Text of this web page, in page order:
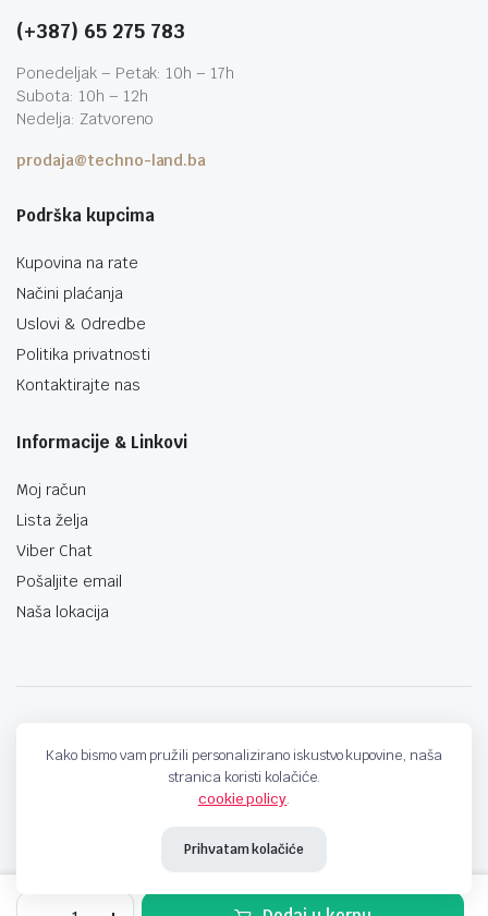
(+387) 65 275 783
Ponedeljak – Petak: 10h – 17h
Subota: 10h – 12h
Nedelja: Zatvoreno
prodaja@techno-land.ba
Podrška kupcima
Kupovina na rate
Načini plaćanja
Uslovi & Odredbe
Politika privatnosti
Kontaktirajte nas
Informacije & Linkovi
Moj račun
Lista želja
Viber Chat
Pošaljite email
Naša lokacija
Kako bismo vam pružili personalizirano iskustvo kupovine, naša
stranica koristi kolačiće.
cookie policy.
Prihvatam kolačiće